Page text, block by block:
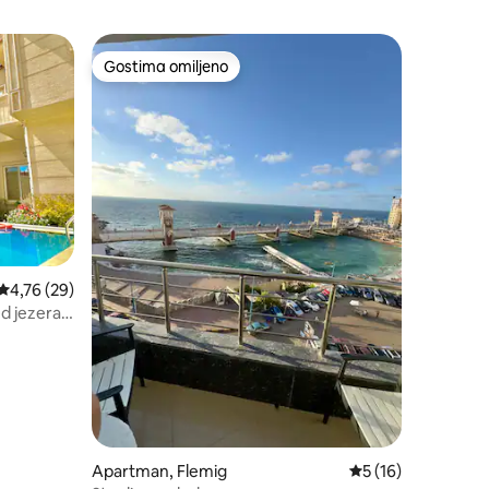
ocena 4,76 od 5, utisaka: 29
4,76 (29)
jezera |
Gostima omiljeno
Gostima omiljeno
Apartman, Flemig Prosečna ocena 5
5 (16)